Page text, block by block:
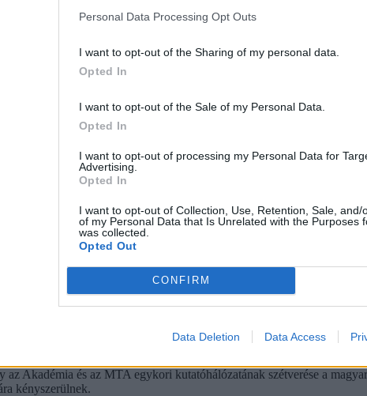
Personal Data Processing Opt Outs
I want to opt-out of the Sharing of my personal data.
Opted In
I want to opt-out of the Sale of my Personal Data.
Opted In
I want to opt-out of processing my Personal Data for
Advertising.
Opted In
I want to opt-out of Collection, Use, Retention, Sale, and/
of my Personal Data that Is Unrelated with the Purposes
was collected.
Opted Out
CONFIRM
Data Deletion Data Access
2019-ben elszakított intézethálózat egységének megszüntetése
a tulajdonjogi viszonyok tisztázatlansága, az
kutatói, dolgozói létbizonytalanságának fenntartása miatt, amit a
elmaradása miatt.
Akadémia és az MTA egykori kutatóhálózatának szétverése a
kényszerülnek.